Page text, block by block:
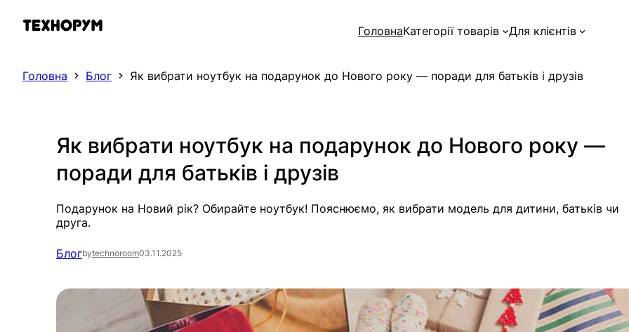
ГоловнаКатегорії товарів Для клієнтів
Головна Блог Як вибрати ноутбук на подарунок до Нового року — поради для батьків і друзів
Як вибрати ноутбук на подарунок до Нового року —
поради для батьків і друзів
Подарунок на Новий рік? Обирайте ноутбук! Пояснюємо, як вибрати модель для дитини, батьків чи
друга.
Блогbytechnoroom03.11.2025